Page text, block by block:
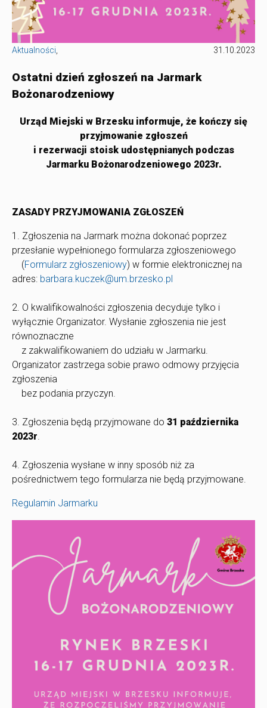
Aktualności 31.10.2023
Ostatni dzień zgłoszeń na Jarmark
Bożonarodzeniowy
Urząd Miejski w Brzesku informuje, że kończy się
przyjmowanie zgłoszeń
i rezerwacji stoisk udostępnianych podczas
Jarmarku Bożonarodzeniowego 2023r.
ZASADY PRZYJMOWANIA ZGŁOSZEŃ
1. Zgłoszenia na Jarmark można dokonać poprzez
przesłanie wypełnionego formularza zgłoszeniowego
(Formularz zgłoszeniowy) w formie elektronicznej na
adres: barbara.kuczek@um.brzesko.pl
2. O kwalifikowalności zgłoszenia decyduje tylko i
wyłącznie Organizator. Wysłanie zgłoszenia nie jest
równoznaczne
z zakwalifikowaniem do udziału w Jarmarku.
Organizator zastrzega sobie prawo odmowy przyjęcia
zgłoszenia
bez podania przyczyn.
3. Zgłoszenia będą przyjmowane do 31 października
2023r.
4. Zgłoszenia wysłane w inny sposób niż za
pośrednictwem tego formularza nie będą przyjmowane.
Regulamin Jarmarku